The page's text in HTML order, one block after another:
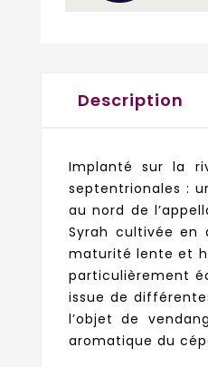
Description
Implanté sur la
septentrionales :
au nord de
Syrah cultivée en
maturité lente et
particulièrement
issue de
l’objet de
aromatique du